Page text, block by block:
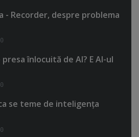
- Recorder, despre problema
0
presa înlocuită de AI? E AI-ul
0
se teme de inteligenţa
0